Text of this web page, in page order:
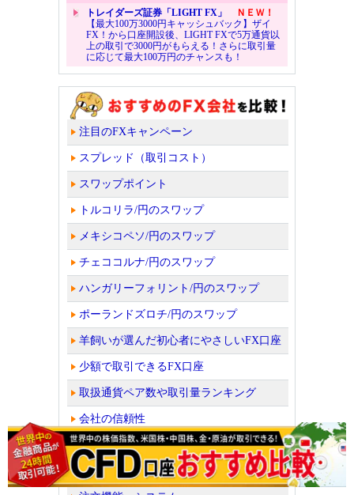
トレイダーズ証券「LIGHT FX」
ＮＥＷ！
【最大100万3000円キャッシュバック】ザイ
FX！から口座開設後、LIGHT FXで5万通貨以
上の取引で3000円がもらえる！さらに取引量
に応じて最大100万円のチャンスも！
注目のFXキャンペーン
スプレッド（取引コスト）
スワップポイント
トルコリラ/円のスワップ
メキシコペソ/円のスワップ
チェココルナ/円のスワップ
ハンガリーフォリント/円のスワップ
ポーランドズロチ/円のスワップ
羊飼いが選んだ初心者にやさしいFX口座
少額で取引できるFX口座
取扱通貨ペア数や取引量ランキング
会社の信頼性
FX・為替ニュース
FXスマホアプリ